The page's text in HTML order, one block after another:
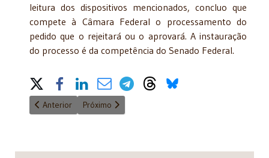
leitura dos dispositivos mencionados, concluo que
compete à Câmara Federal o processamento do
pedido que o rejeitará ou o aprovará. A instauração
do processo é da competência do Senado Federal.
Share on Social Media
Artigo anterior: Lula ministro, para quê? - 18/3/2016
Anterior Próximo artigo: Prisão antecipada, erro judiciário
Próximo